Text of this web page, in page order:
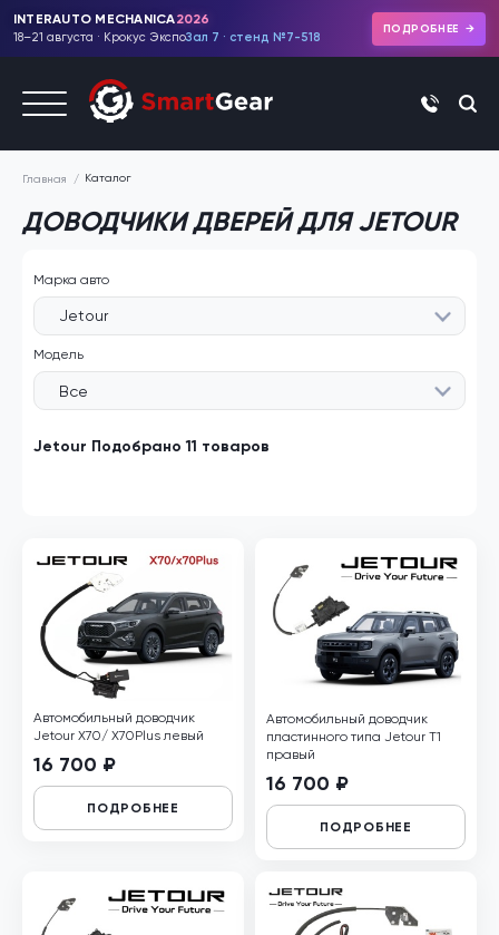
INTERAUTO MECHANICA2026
18–21 августа · Крокус ЭкспоЗал 7 · стенд №7-518
ПОДРОБНЕЕ
+7 (495)
Главная Каталог
ДОВОДЧИКИ ДВЕРЕЙ ДЛЯ JETOUR
Марка авто
Jetour
Модель
Все
Jetour Подобрано 11 товаров
Автомобильный доводчик
Jetour X70/ Х70Plus левый
16 700 ₽
ПОДРОБНЕЕ
Автомобильный доводчик
пластинного типа Jetour T1
правый
16 700 ₽
ПОДРОБНЕЕ